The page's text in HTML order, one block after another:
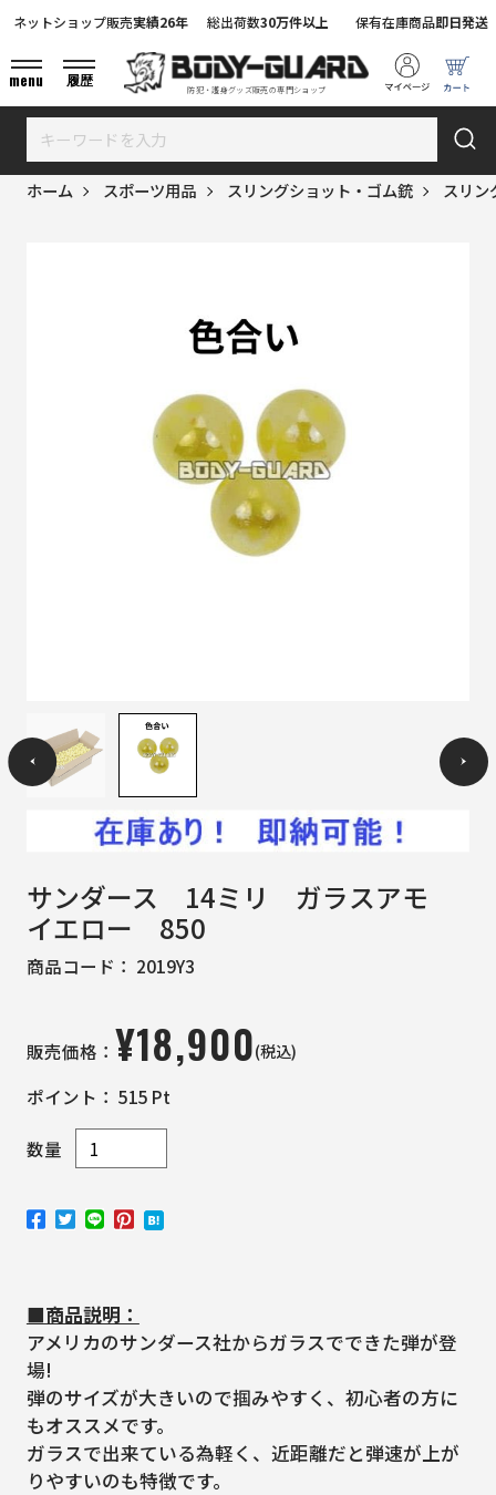
防犯・護身グッズ販売の専門ショップ
ネットショップ販売実績26年 総出荷数30万件以上 保有在庫商品即日発送
menu 履歴
ホーム スポーツ用品 スリングショット・ゴム銃 スリン
サンダース 14ミリ ガラスアモ
イエロー 850
商品コード： 2019Y3
販売価格： ¥18,900(税込)
ポイント： 515 Pt
数量
■商品説明：
アメリカのサンダース社からガラスでできた弾が登
場!
弾のサイズが大きいので掴みやすく、初心者の方に
もオススメです。
ガラスで出来ている為軽く、近距離だと弾速が上が
りやすいのも特徴です。